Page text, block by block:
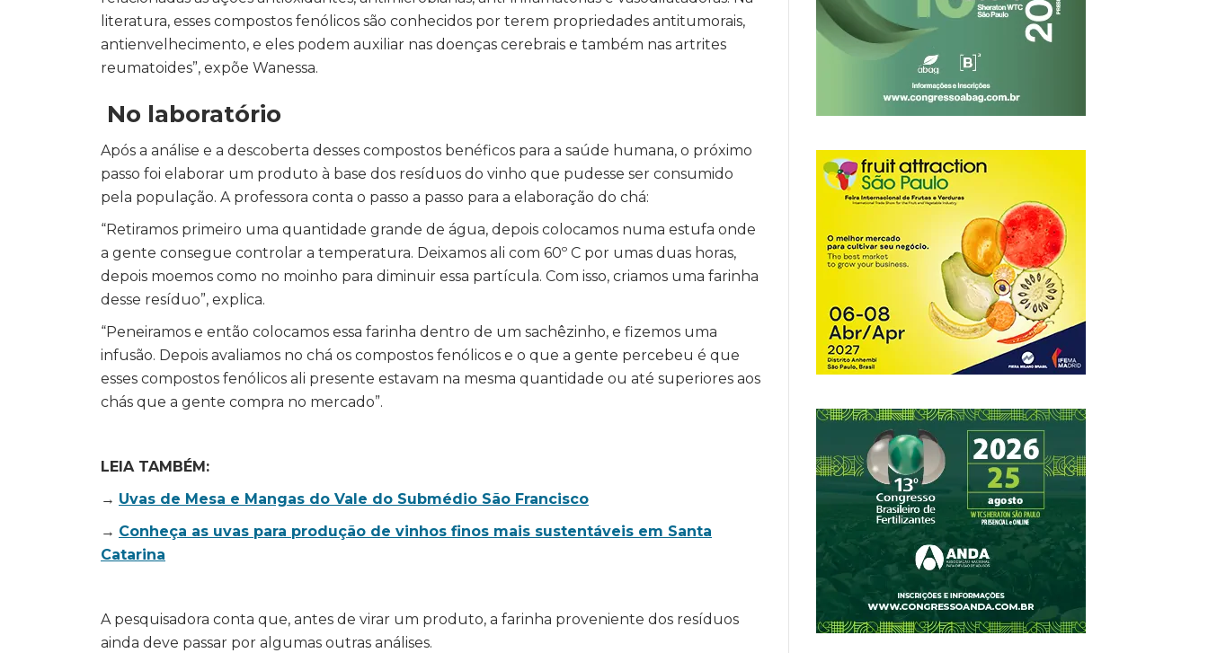
literatura, esses compostos fenólicos são conhecidos por terem propriedades antitumorais,
antienvelhecimento, e eles podem auxiliar nas doenças cerebrais e também nas artrites
reumatoides”, expõe Wanessa.
No laboratório
Após a análise e a descoberta desses compostos benéficos para a saúde humana, o próximo
passo foi elaborar um produto à base dos resíduos do vinho que pudesse ser consumido
pela população. A professora conta o passo a passo para a elaboração do chá:
“Retiramos primeiro uma quantidade grande de água, depois colocamos numa estufa onde
a gente consegue controlar a temperatura. Deixamos ali com 60º C por umas duas horas,
depois moemos como no moinho para diminuir essa partícula. Com isso, criamos uma farinha
desse resíduo”, explica.
“Peneiramos e então colocamos essa farinha dentro de um sachêzinho, e fizemos uma
infusão. Depois avaliamos no chá os compostos fenólicos e o que a gente percebeu é que
esses compostos fenólicos ali presente estavam na mesma quantidade ou até superiores aos
chás que a gente compra no mercado”.
LEIA TAMBÉM:
→ Uvas de Mesa e Mangas do Vale do Submédio São Francisco
→ Conheça as uvas para produção de vinhos finos mais sustentáveis em Santa
Catarina
A pesquisadora conta que, antes de virar um produto, a farinha proveniente dos resíduos
ainda deve passar por algumas outras análises.